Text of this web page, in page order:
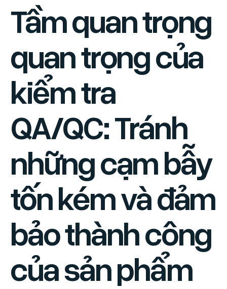
Tầm quan trọng
quan trọng của
kiểm tra
QA/QC: Tránh
những cạm bẫy
tốn kém và đảm
bảo thành công
của sản phẩm